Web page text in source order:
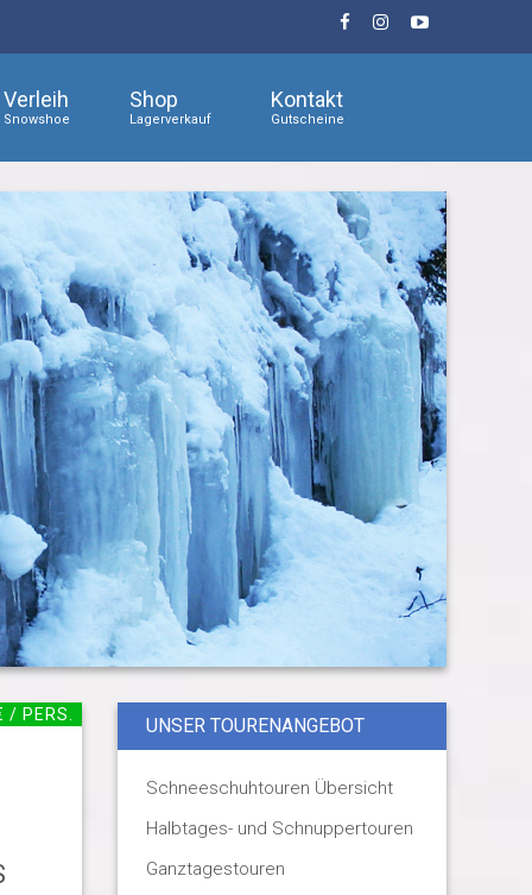
Verleih
Snowshoe
Shop
Lagerverkauf
Kontakt
Gutscheine
/ PERS. UNSER TOURENANGEBOT
Schneeschuhtouren Übersicht
Halbtages- und Schnuppertouren
Ganztagestouren